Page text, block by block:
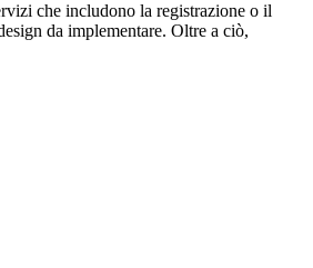
che includono la registrazione o il
da implementare. Oltre a ciò,